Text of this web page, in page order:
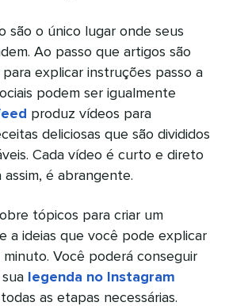
são o único lugar onde seus
Ao passo que artigos são
para explicar instruções passo a
podem ser igualmente
produz vídeos para
deliciosas que são divididos
Cada vídeo é curto e direto
é abrangente.
tópicos para criar um
a ideias que você pode explicar
Você poderá conseguir
legenda no Instagram
as etapas necessárias.